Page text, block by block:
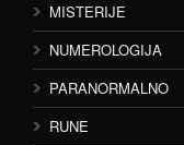
MISTERIJE
NUMEROLOGIJA
PARANORMALNO
RUNE